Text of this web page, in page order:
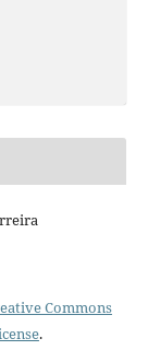
Commons
.